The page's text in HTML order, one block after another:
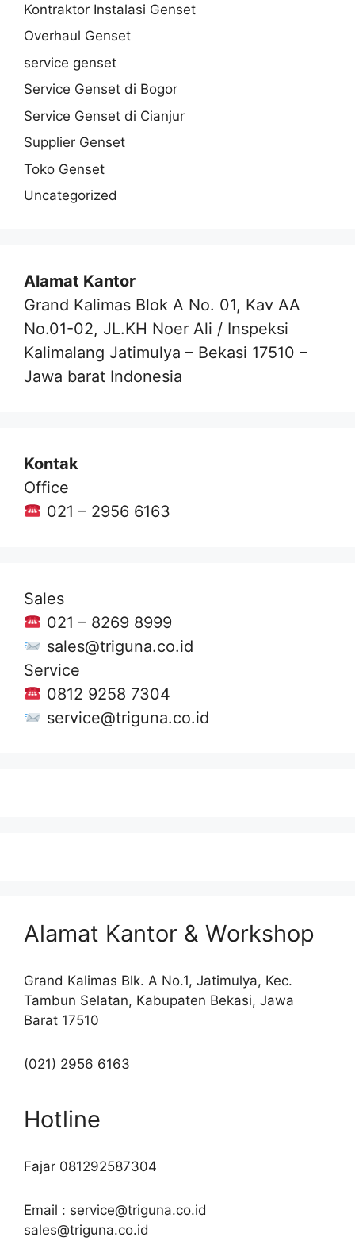
Kontraktor Instalasi Genset
Overhaul Genset
service genset
Service Genset di Bogor
Service Genset di Cianjur
Supplier Genset
Toko Genset
Uncategorized
Alamat Kantor
Grand Kalimas Blok A No. 01, Kav AA
No.01-02, JL.KH Noer Ali / Inspeksi
Kalimalang Jatimulya – Bekasi 17510 –
Jawa barat Indonesia
Kontak
Office
021 – 2956 6163
Sales
021 – 8269 8999
sales@triguna.co.id
Service
0812 9258 7304
service@triguna.co.id
Alamat Kantor & Workshop
Grand Kalimas Blk. A No.1, Jatimulya, Kec.
Tambun Selatan, Kabupaten Bekasi, Jawa
Barat 17510
(021) 2956 6163
Hotline
Fajar 081292587304
Email : service@triguna.co.id
sales@triguna.co.id